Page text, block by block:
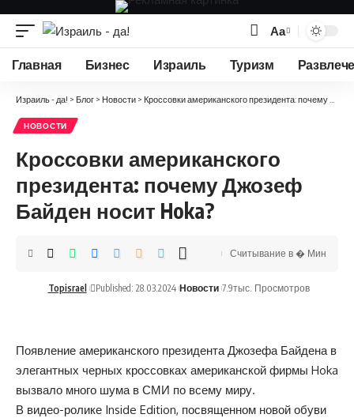
Изменение
размера
Аа
Главная Бизнес Израиль Туризм
Израиль - да! > Блог > Новости > Кроссовки американского президента: почему Джозеф Байден носит Hoka?
НОВОСТИ
Кроссовки американского
президента: почему Джозеф
Байден носит Hoka?
Topisrael Published: 28.03.2024 Новости 7.9тыс. Просмотров
Считывание в � Мин
Появление американского президента Джозефа Байдена в
элегантных черных кроссовках американской фирмы Hoka
вызвало много шума в СМИ по всему миру.
В видео-ролике Inside Edition, посвященном новой обуви